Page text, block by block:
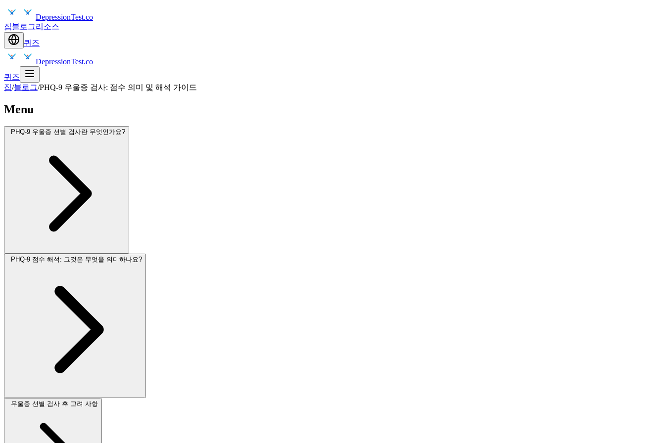
DepressionTest.co
집블로그리소스
퀴즈
DepressionTest.co
퀴즈
집/블로그/PHQ-9 우울증 검사: 점수 의미 및 해석 가이드
Menu
PHQ-9 우울증 선별 검사란 무엇인가요?
PHQ-9 점수 해석: 그것은 무엇을 의미하나요?
우울증 선별 검사 후 고려 사항